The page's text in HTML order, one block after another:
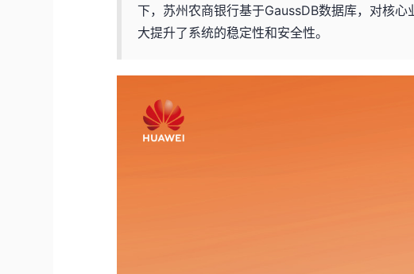
下，苏州农商银行基于GaussDB数据库，对核心
大提升了系统的稳定性和安全性。